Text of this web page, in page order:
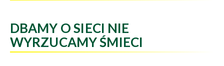
DBAMY O SIECI NIE
WYRZUCAMY ŚMIECI